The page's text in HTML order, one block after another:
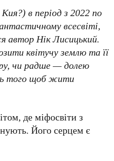
в період з 2022 по
всесвіті,
автор Нік Лисицький.
квітучу землю та її
чи радше — долею
того щоб жити
де міфосвіти з
Його серцем є